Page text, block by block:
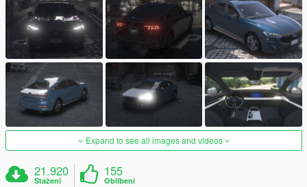
Expand to see all images and videos
21.920
Stažení
155
Oblíbení